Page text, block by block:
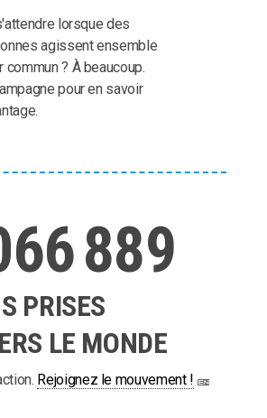
lorsque des
agissent ensemble
commun ? À beaucoup.
pour en savoir
889
PRISES
LE MONDE
Rejoignez le mouvement !